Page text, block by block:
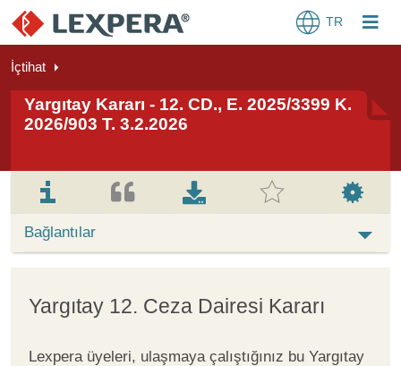
TR
İçtihat
Yargıtay Kararı - 12. CD., E. 2025/3399 K.
2026/903 T. 3.2.2026
Bağlantılar
Yargıtay 12. Ceza Dairesi Kararı
Lexpera üyeleri, ulaşmaya çalıştığınız bu Yargıtay